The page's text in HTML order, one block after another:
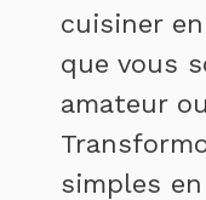
cuisiner
que vous
amateur
simples